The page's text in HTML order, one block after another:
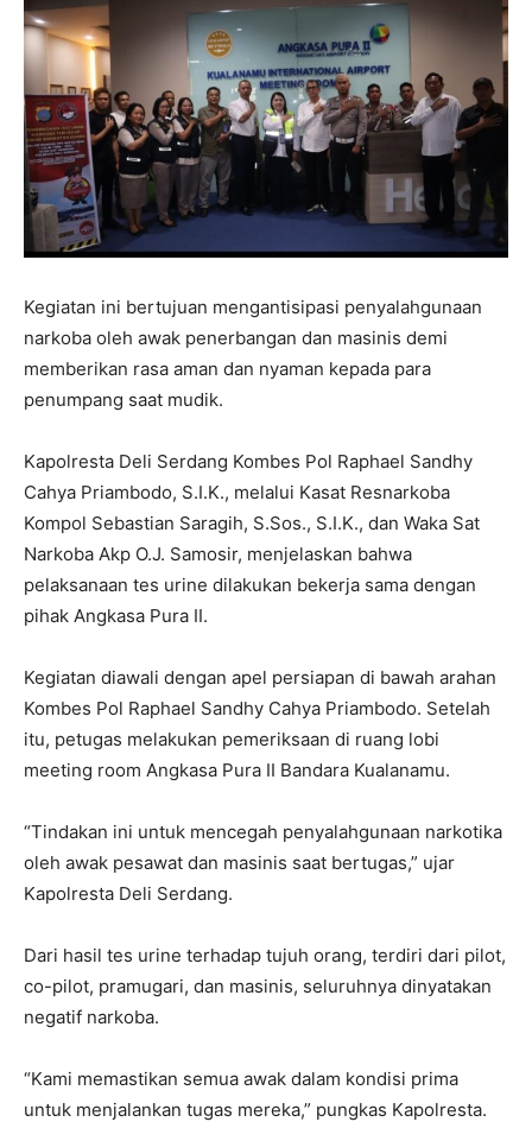
Kegiatan ini bertujuan mengantisipasi penyalahgunaan
narkoba oleh awak penerbangan dan masinis demi
memberikan rasa aman dan nyaman kepada para
penumpang saat mudik.
Kapolresta Deli Serdang Kombes Pol Raphael Sandhy
Cahya Priambodo, S.I.K., melalui Kasat Resnarkoba
Kompol Sebastian Saragih, S.Sos., S.I.K., dan Waka Sat
Narkoba Akp O.J. Samosir, menjelaskan bahwa
pelaksanaan tes urine dilakukan bekerja sama dengan
pihak Angkasa Pura II.
Kegiatan diawali dengan apel persiapan di bawah arahan
Kombes Pol Raphael Sandhy Cahya Priambodo. Setelah
itu, petugas melakukan pemeriksaan di ruang lobi
meeting room Angkasa Pura II Bandara Kualanamu.
“Tindakan ini untuk mencegah penyalahgunaan narkotika
oleh awak pesawat dan masinis saat bertugas,” ujar
Kapolresta Deli Serdang.
Dari hasil tes urine terhadap tujuh orang, terdiri dari pilot,
co-pilot, pramugari, dan masinis, seluruhnya dinyatakan
negatif narkoba.
“Kami memastikan semua awak dalam kondisi prima
untuk menjalankan tugas mereka,” pungkas Kapolresta.